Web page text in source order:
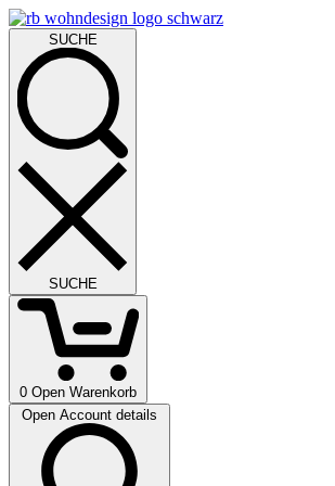
SUCHE
SUCHE
0 Open Warenkorb
Open Account details